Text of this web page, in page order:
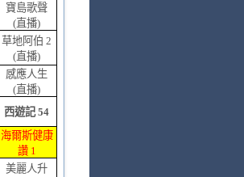
寶島歌聲
(直播)
草地阿伯 2
(直播)
感應人生
(直播)
西遊記 54
海爾斯健康
讚 1
美麗人升